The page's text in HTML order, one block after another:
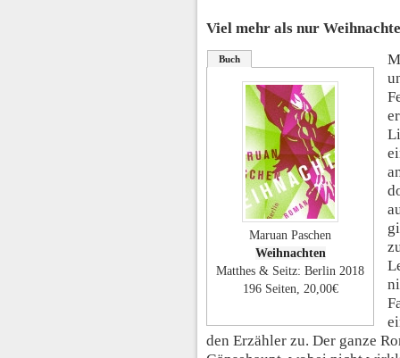
Viel mehr als nur
Buch
Maruan Paschen
Weihnachten
Matthes & Seitz: Berlin 2018
196 Seiten, 20,00€
den Erzähler zu. Der ganze